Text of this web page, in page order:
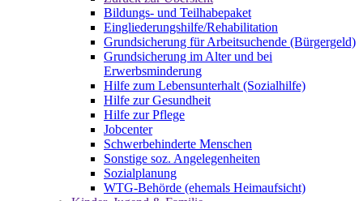
Bildungs- und Teilhabepaket
Eingliederungshilfe/Rehabilitation
Grundsicherung für Arbeitsuchende (Bürgergeld)
Grundsicherung im Alter und bei
Erwerbsminderung
Hilfe zum Lebensunterhalt (Sozialhilfe)
Hilfe zur Gesundheit
Hilfe zur Pflege
Jobcenter
Schwerbehinderte Menschen
Sonstige soz. Angelegenheiten
Sozialplanung
WTG-Behörde (ehemals Heimaufsicht)